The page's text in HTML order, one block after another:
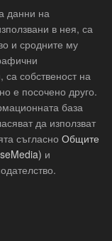
данни на
в нея, са
и сродните му
са собственост на
е посочено друго.
база
да използват
съгласно Общите
и